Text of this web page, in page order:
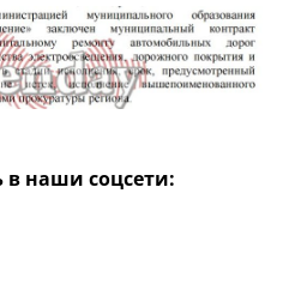
в наши соцсети: